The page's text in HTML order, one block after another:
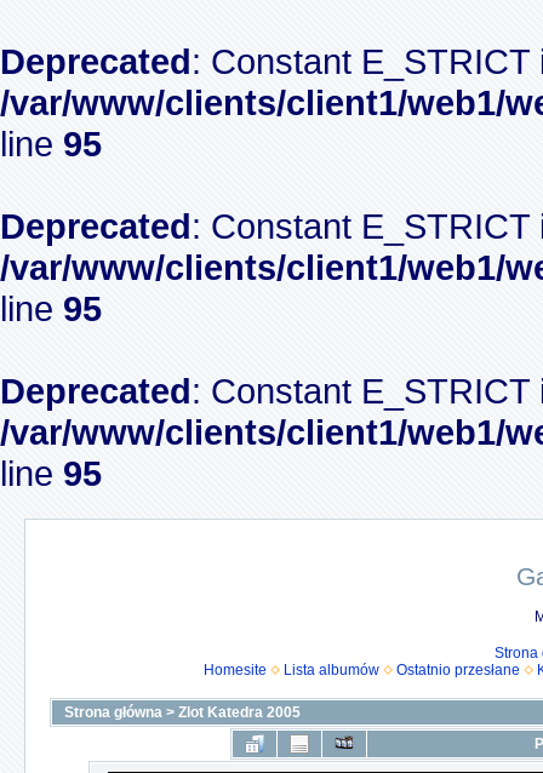
Deprecated: Constant
/var/www/clients/client1/web1/
line 95
Deprecated: Constant
/var/www/clients/client1/web1/
line 95
Deprecated: Constant
/var/www/clients/client1/web1/
line 95
Strona
Homesite
Lista albumów Ostatnio przesłane
Strona główna > Zlot Katedra 2005